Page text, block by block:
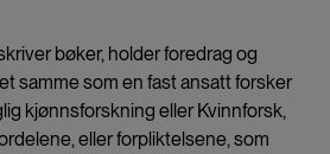
bøker, holder foredrag og
samme som en fast ansatt forsker
kjønnsforskning eller Kvinnforsk,
eller forpliktelsene, som